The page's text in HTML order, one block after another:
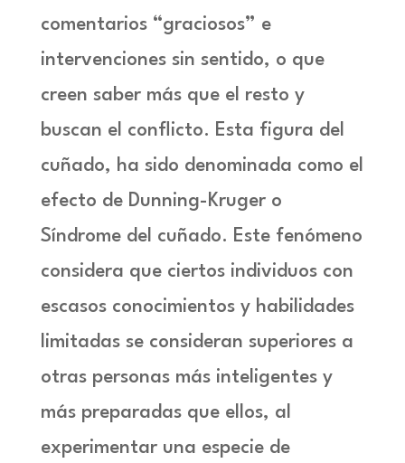
comentarios “graciosos” e
intervenciones sin sentido, o que
creen saber más que el resto y
buscan el conflicto. Esta figura del
cuñado, ha sido denominada como el
efecto de Dunning-Kruger o
Síndrome del cuñado. Este fenómeno
considera que ciertos individuos con
escasos conocimientos y habilidades
limitadas se consideran superiores a
otras personas más inteligentes y
más preparadas que ellos, al
experimentar una especie de